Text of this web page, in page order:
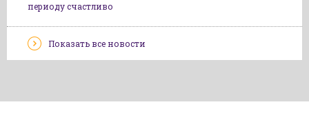
периоду счастливо
Показать все новости